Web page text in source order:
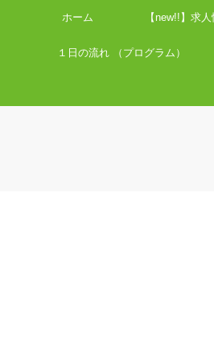
ホーム 【new!!】求
１日の流れ （プログラム）